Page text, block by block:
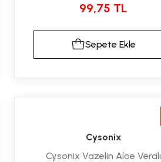
99,75 TL
Sepete Ekle
Cysonix
Cysonix Vazelin Aloe Veralı